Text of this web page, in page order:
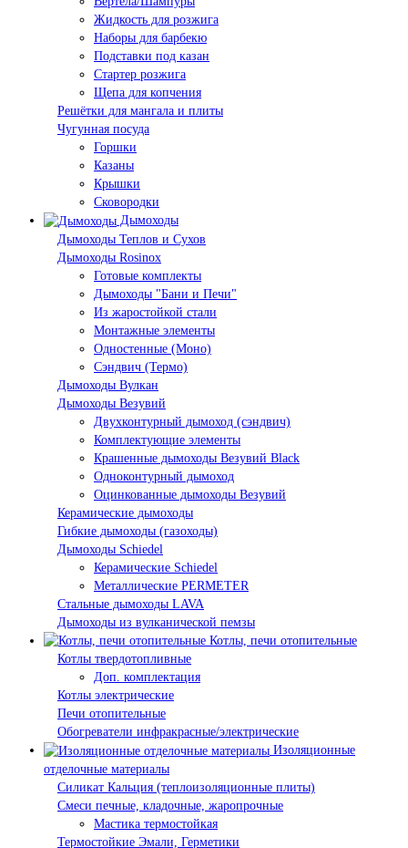
Жидкость для розжига
Наборы для барбекю
Подставки под казан
Стартер розжига
Щепа для копчения
Решётки для мангала и плиты
Чугунная посуда
Горшки
Казаны
Крышки
Сковородки
Дымоходы
Дымоходы Теплов и Сухов
Дымоходы Rosinox
Готовые комплекты
Дымоходы "Бани и Печи"
Из жаростойкой стали
Монтажные элементы
Одностенные (Моно)
Сэндвич (Термо)
Дымоходы Вулкан
Дымоходы Везувий
Двухконтурный дымоход (сэндвич)
Комплектующие элементы
Крашенные дымоходы Везувий Black
Одноконтурный дымоход
Оцинкованные дымоходы Везувий
Керамические дымоходы
Гибкие дымоходы (газоходы)
Дымоходы Schiedel
Керамические Schiedel
Металлические PERMETER
Стальные дымоходы LAVA
Дымоходы из вулканической пемзы
Котлы, печи отопительные
Котлы твердотопливные
Доп. комплектация
Котлы электрические
Печи отопительные
Обогреватели инфракрасные/электрические
Изоляционные
отделочные материалы
Силикат Кальция (теплоизоляционные плиты)
Смеси печные, кладочные, жаропрочные
Мастика термостойкая
Термостойкие Эмали, Герметики